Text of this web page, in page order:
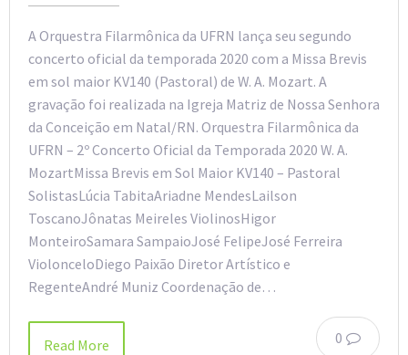
A Orquestra Filarmônica da UFRN lança seu segundo
concerto oficial da temporada 2020 com a Missa Brevis
em sol maior KV140 (Pastoral) de W. A. Mozart. A
gravação foi realizada na Igreja Matriz de Nossa Senhora
da Conceição em Natal/RN. Orquestra Filarmônica da
UFRN – 2º Concerto Oficial da Temporada 2020 W. A.
MozartMissa Brevis em Sol Maior KV140 – Pastoral
SolistasLúcia TabitaAriadne MendesLailson
ToscanoJônatas Meireles ViolinosHigor
MonteiroSamara SampaioJosé FelipeJosé Ferreira
ViolonceloDiego Paixão Diretor Artístico e
RegenteAndré Muniz Coordenação de…
0
Read More